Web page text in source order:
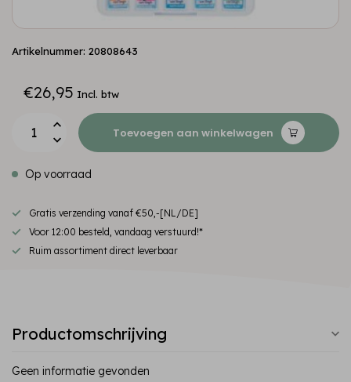
Artikelnummer: 20808643
€26,95 Incl. btw
Toevoegen aan winkelwagen
Op voorraad
Gratis verzending vanaf €50,-[NL/DE]
Voor 12:00 besteld, vandaag verstuurd!*
Ruim assortiment direct leverbaar
Productomschrijving
Geen informatie gevonden